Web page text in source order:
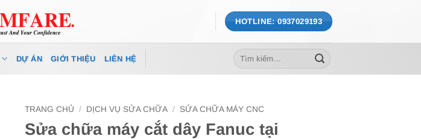
HOTLINE: 0937029193
DỰ ÁN GIỚI THIỆU LIÊN HỆ
Tìm
kiếm:
TRANG CHỦ / DỊCH VỤ SỬA CHỮA / SỬA CHỮA MÁY CNC
Sửa chữa máy cắt dây Fanuc tại